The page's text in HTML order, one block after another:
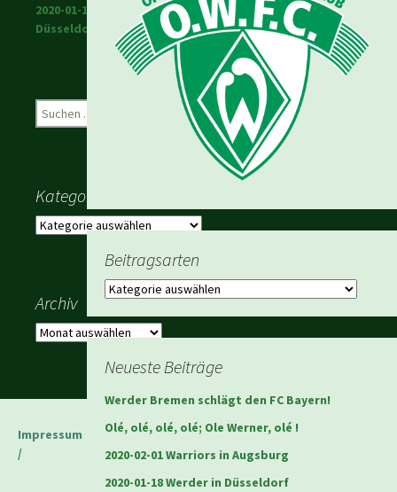
Beitragsarten
Beitragsarten
Neueste Beiträge
Werder Bremen schlägt den FC Bayern!
Olé, olé, olé, olé; Ole Werner, olé !
2020-02-01 Warriors in Augsburg
2020-01-18 Werder in Düsseldorf
2020-01-18 Werder in
Düsseldorf
Suchen
nach:
Kategorien
Kategorien
Archiv
Archiv
Impressum
/